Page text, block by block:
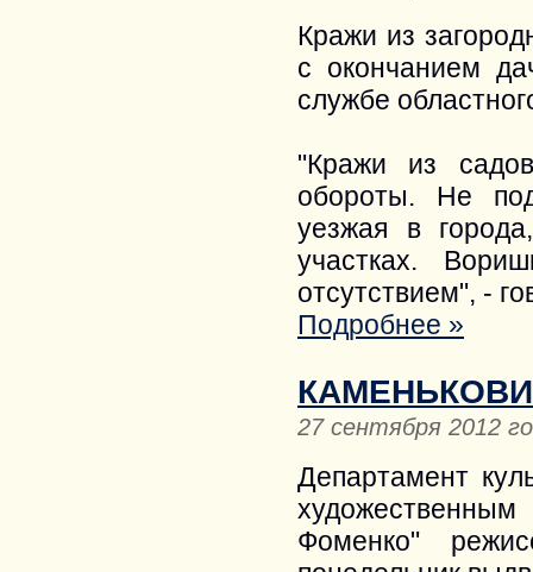
Кражи из
с окончанием
службе
"Кражи из
обороты. Не
уезжая в
участках.
отсутствием", -
Подробнее »
27 сентября 2012
Департамент
Фоменко"